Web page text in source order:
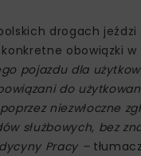
drogach
obowiązki
pojazdu dla
do
niezwłoczne
służbowych, bez
Pracy –